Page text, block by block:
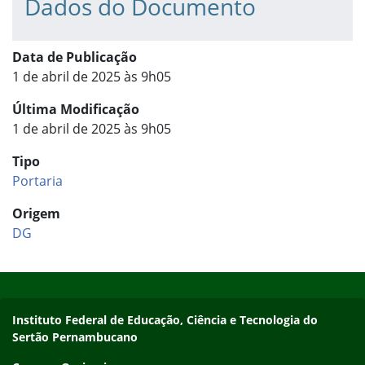
Dados do Documento
Data de Publicação
1 de abril de 2025 às 9h05
Última Modificação
1 de abril de 2025 às 9h05
Tipo
Portaria
Origem
DG
Endereço
Instituto Federal de Educação, Ciência e Tecnologia do
Sertão Pernambucano